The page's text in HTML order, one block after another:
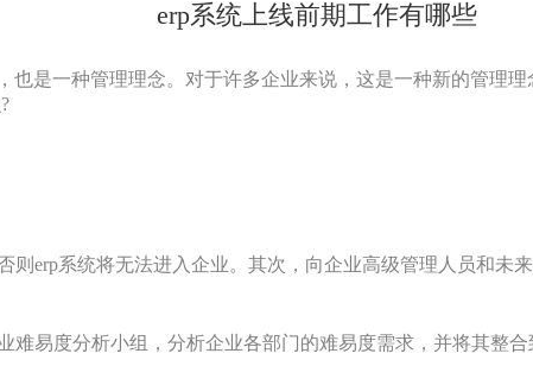
落地无忧”
erp系统上线前期工作有哪些
也是一种管理理念。对于许多企业来说，这是一种新的管理
则erp系统将无法进入企业。其次，向企业高级管理人员和未
易度分析小组，分析企业各部门的难易度需求，并将其整合